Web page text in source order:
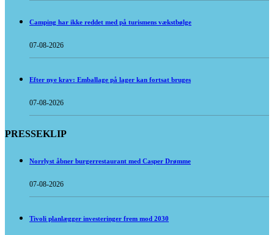
Camping har ikke reddet med på turismens vækstbølge
07-08-2026
Efter nye krav: Emballage på lager kan fortsat bruges
07-08-2026
PRESSEKLIP
Norrlyst åbner burgerrestaurant med Casper Drømme
07-08-2026
Tivoli planlægger investeringer frem mod 2030